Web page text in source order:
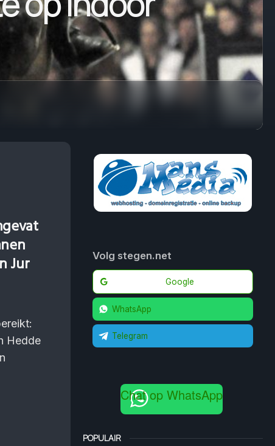
Jur
Hedde
Volg stegen.net
Google
WhatsApp
Telegram
Chat op WhatsApp
POPULAIR